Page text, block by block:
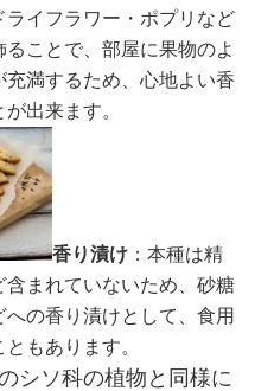
ライフラワー・ポプリなど
ることで、部屋に果物のよ
充満するため、心地よい香
出来ます。
香り漬け ：本種は精
含まれていないため、砂糖
への香り漬けとして、食用
もあります。
シソ科の植物と同様に